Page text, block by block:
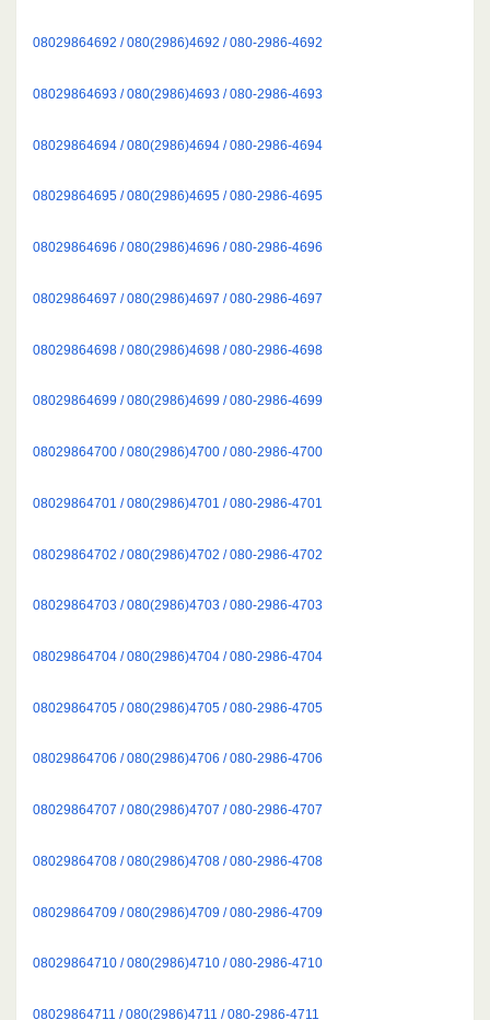
08029864692 / 080(2986)4692 / 080-2986-4692
08029864693 / 080(2986)4693 / 080-2986-4693
08029864694 / 080(2986)4694 / 080-2986-4694
08029864695 / 080(2986)4695 / 080-2986-4695
08029864696 / 080(2986)4696 / 080-2986-4696
08029864697 / 080(2986)4697 / 080-2986-4697
08029864698 / 080(2986)4698 / 080-2986-4698
08029864699 / 080(2986)4699 / 080-2986-4699
08029864700 / 080(2986)4700 / 080-2986-4700
08029864701 / 080(2986)4701 / 080-2986-4701
08029864702 / 080(2986)4702 / 080-2986-4702
08029864703 / 080(2986)4703 / 080-2986-4703
08029864704 / 080(2986)4704 / 080-2986-4704
08029864705 / 080(2986)4705 / 080-2986-4705
08029864706 / 080(2986)4706 / 080-2986-4706
08029864707 / 080(2986)4707 / 080-2986-4707
08029864708 / 080(2986)4708 / 080-2986-4708
08029864709 / 080(2986)4709 / 080-2986-4709
08029864710 / 080(2986)4710 / 080-2986-4710
08029864711 / 080(2986)4711 / 080-2986-4711